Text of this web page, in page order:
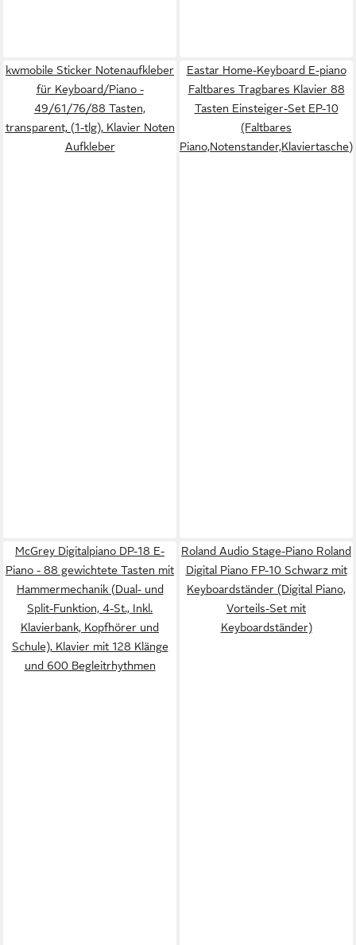
kwmobile Sticker Notenaufkleber
für Keyboard/Piano -
49/61/76/88 Tasten,
transparent, (1-tlg), Klavier Noten
Aufkleber
Eastar Home-Keyboard E-piano
Faltbares Tragbares Klavier 88
Tasten Einsteiger-Set EP-10
(Faltbares
Piano,Notenstander,Klaviertasche)
McGrey Digitalpiano DP-18 E-
Piano - 88 gewichtete Tasten mit
Hammermechanik (Dual- und
Split-Funktion, 4-St., Inkl.
Klavierbank, Kopfhörer und
Schule), Klavier mit 128 Klänge
und 600 Begleitrhythmen
Roland Audio Stage-Piano Roland
Digital Piano FP-10 Schwarz mit
Keyboardständer (Digital Piano,
Vorteils-Set mit
Keyboardständer)